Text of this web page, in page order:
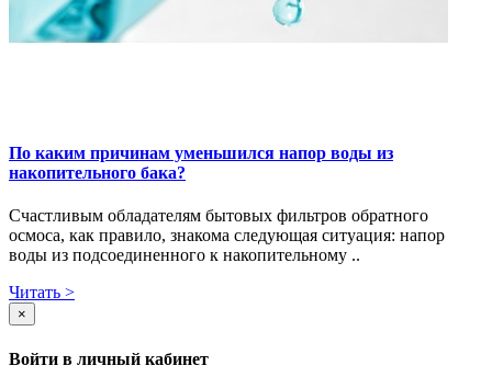
По каким причинам уменьшился напор воды из
накопительного бака?
Счастливым обладателям бытовых фильтров обратного
осмоса, как правило, знакома следующая ситуация: напор
воды из подсоединенного к накопительному ..
Читать >
×
Войти в личный кабинет